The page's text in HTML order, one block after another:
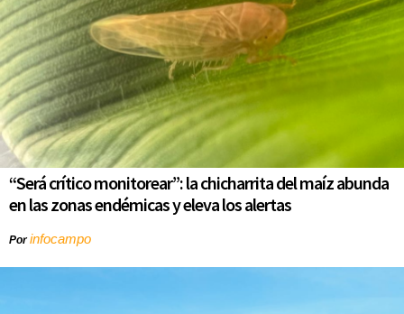
“Será crítico monitorear”: la chicharrita del maíz abunda
en las zonas endémicas y eleva los alertas
Porinfocampo